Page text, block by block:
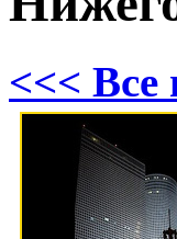
<<< Все